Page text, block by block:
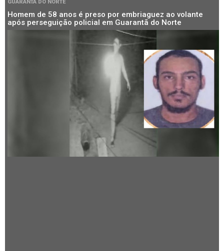
GUARANTÃ DO NORTE
Homem de 58 anos é preso por embriaguez ao volante
após perseguição policial em Guarantã do Norte